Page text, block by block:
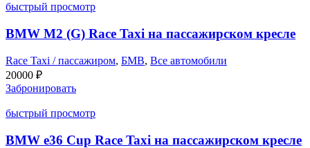
быстрый просмотр
BMW M2 (G) Race Taxi на пассажирском кресле
Race Taxi / пассажиром, БМВ, Все автомобили
20000 ₽
Забронировать
быстрый просмотр
BMW e36 Cup Race Taxi на пассажирском кресле